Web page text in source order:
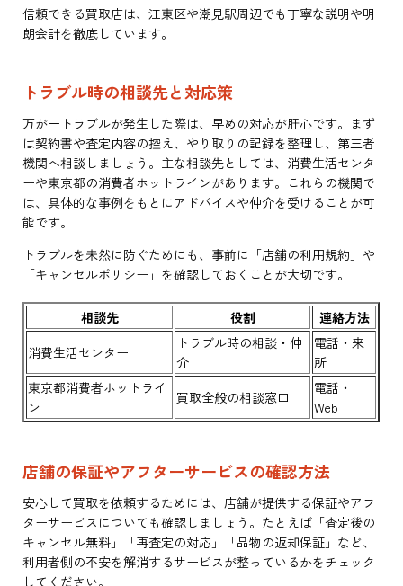
信頼できる買取店は、江東区や潮見駅周辺でも丁寧な説明や明
朗会計を徹底しています。
トラブル時の相談先と対応策
万が一トラブルが発生した際は、早めの対応が肝心です。まず
は契約書や査定内容の控え、やり取りの記録を整理し、第三者
機関へ相談しましょう。主な相談先としては、消費生活センタ
ーや東京都の消費者ホットラインがあります。これらの機関で
は、具体的な事例をもとにアドバイスや仲介を受けることが可
能です。
トラブルを未然に防ぐためにも、事前に「店舗の利用規約」や
「キャンセルポリシー」を確認しておくことが大切です。
相談先 役割
連絡方法
消費生活センター
トラブル時の相談・仲
介
電話・来
所
東京都消費者ホットライ
ン
買取全般の相談窓口
電話・
Web
店舗の保証やアフターサービスの確認方法
安心して買取を依頼するためには、店舗が提供する保証やアフ
ターサービスについても確認しましょう。たとえば「査定後の
キャンセル無料」「再査定の対応」「品物の返却保証」など、
利用者側の不安を解消するサービスが整っているかをチェック
してください。